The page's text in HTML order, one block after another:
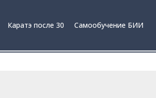
Каратэ после 30 Самообучение БИИ